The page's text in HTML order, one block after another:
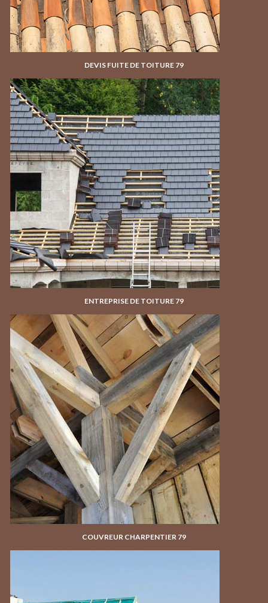
DEVIS FUITE DE TOITURE 79
ENTREPRISE DE TOITURE 79
COUVREUR CHARPENTIER 79